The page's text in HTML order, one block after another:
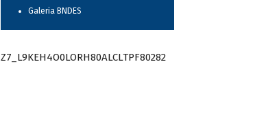
Galeria BNDES
Z7_L9KEH4O0LORH80ALCLTPF80282